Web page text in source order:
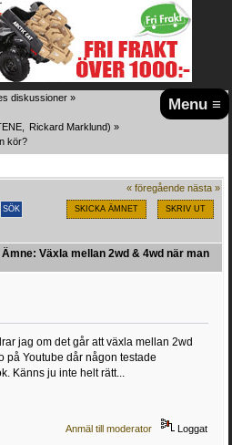
Menu ≡
diskussioner »
Rickard Marklund) »
kör?
« föregående nästa »
SKICKA ÄMNET SKRIV UT
Ämne: Växla mellan 2wd & 4wd när man
jag om det går att växla mellan 2wd
på Youtube dår någon testade
Känns ju inte helt rätt...
Anmäl till moderator Loggat